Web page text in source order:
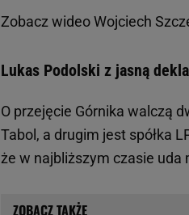
Zobacz wideoWojciech
Lukas Podolski z jasną
O przejęcie Górnika walczą
Tabol, a drugim jest spółka
że w najbliższym czasie uda